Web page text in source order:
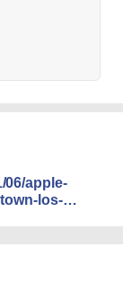
06/apple-
los-